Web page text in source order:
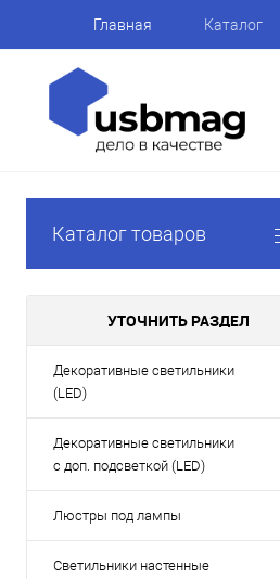
Главная Каталог
Каталог товаров
УТОЧНИТЬ РАЗДЕЛ
Декоративные светильники
(LED)
Декоративные светильники
с доп. подсветкой (LED)
Люстры под лампы
Светильники настенные